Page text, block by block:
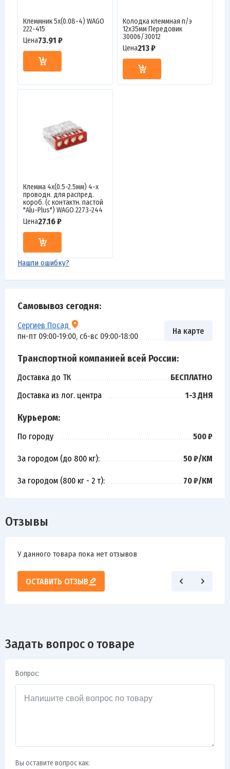
Самовывоз сегодня:
Сергиев Посад
пн-пт 09:00-19:00, сб-вс 09:00-18:00
На карте
Транспортной компанией всей России:
Доставка до ТК
БЕСПЛАТНО
Доставка из лог. центра
1-3 ДНЯ
Курьером:
По городу 500 ₽
За городом (до 800 кг): 50 ₽/КМ
За городом (800 кг - 2 т): 70 ₽/КМ
Клеммник 5х(0.08-4) WAGO
222-415
Цена73.91 ₽
Колодка клеммная п/э
12х35мм Передовик
30006/30012
Цена213 ₽
Клемма 4х(0.5-2.5мм) 4-х
проводн. для распред.
короб. (с контактн. пастой
"Alu-Plus") WAGO 2273-244
Цена27.16 ₽
Нашли ошибку?
Отзывы
У данного товара пока нет отзывов
ОСТАВИТЬ ОТЗЫВ
Задать вопрос о товаре
Вопрос:
Вы оставите вопрос как: